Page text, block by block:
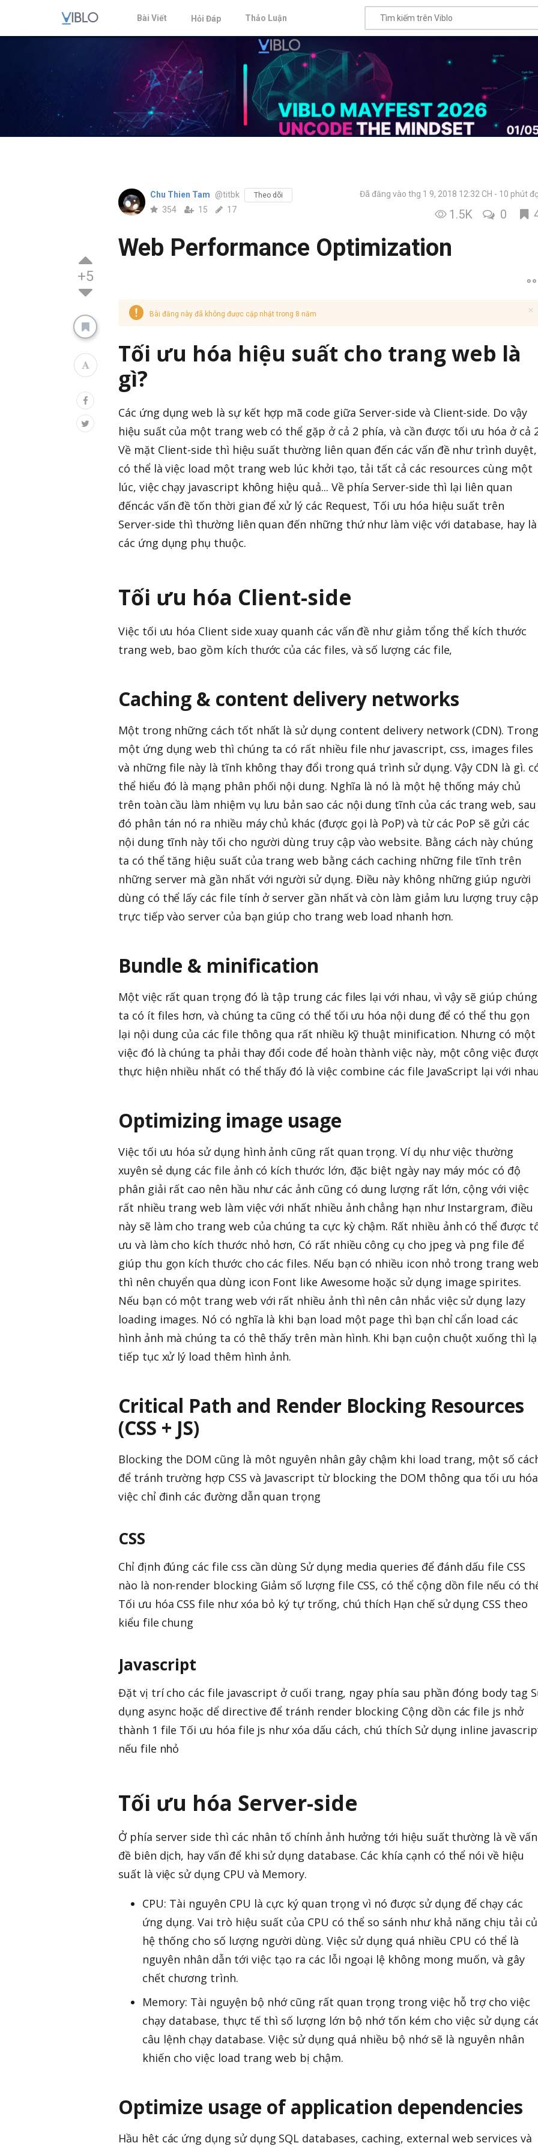
Bài Viết Hỏi Đáp Thảo Luận
+5
Chu Thien Tam @titbk Theo dõi
354 15 17
Đã đăng vào thg 1 9, 2018 12:32 CH 10 phút
1.5K 0
Web Performance Optimization
Bài đăng này đã không được cập nhật trong 8 năm
Tối ưu hóa hiệu suất cho trang web là
gì?
Các ứng dụng web là sự kết hợp mã code giữa Server-side và Client-side. Do vậy
hiệu suất của một trang web có thể gặp ở cả 2 phía, và cần được tối ưu hóa ở cả
Về mặt Client-side thì hiệu suất thường liên quan đến các vấn đề như trình duyệt,
có thể là việc load một trang web lúc khởi tạo, tải tất cả các resources cùng một
lúc, việc chạy javascript không hiệu quả... Về phía Server-side thì lại liên quan
đếncác vấn đề tốn thời gian để xử lý các Request, Tối ưu hóa hiệu suất trên
Server-side thì thường liên quan đến những thứ như làm việc với database, hay là
các ứng dụng phụ thuộc.
Tối ưu hóa Client-side
Việc tối ưu hóa Client side xuay quanh các vấn đề như giảm tổng thể kích thước
trang web, bao gồm kích thước của các files, và số lượng các file,
Caching & content delivery networks
Một trong những cách tốt nhất là sử dụng content delivery network (CDN). Trong
một ứng dụng web thì chúng ta có rất nhiều file như javascript, css, images files
và những file này là tĩnh không thay đổi trong quá trình sử dụng. Vậy CDN là gì.
thể hiểu đó là mạng phân phối nội dung. Nghĩa là nó là một hệ thống máy chủ
trên toàn cầu làm nhiệm vụ lưu bản sao các nội dung tĩnh của các trang web, sau
đó phân tán nó ra nhiều máy chủ khác (được gọi là PoP) và từ các PoP sẽ gửi các
nội dung tĩnh này tối cho người dùng truy cập vào website. Bằng cách này chúng
ta có thể tăng hiệu suất của trang web bằng cách caching những file tĩnh trên
những server mà gần nhất với người sử dụng. Điều này không những giúp người
dùng có thể lấy các file tính ở server gần nhất và còn làm giảm lưu lượng truy cập
trực tiếp vào server của bạn giúp cho trang web load nhanh hơn.
Bundle & minification
Một việc rất quan trọng đó là tập trung các files lại với nhau, vì vậy sẽ giúp chúng
ta có ít files hơn, và chúng ta cũng có thể tối ưu hóa nội dung để có thể thu gọn
lại nội dung của các file thông qua rất nhiều kỹ thuật minification. Nhưng có một
việc đó là chúng ta phải thay đổi code để hoàn thành việc này, một công việc
thực hiện nhiều nhất có thể thấy đó là việc combine các file JavaScript lại với
Optimizing image usage
Việc tối ưu hóa sử dụng hình ảnh cũng rất quan trọng. Ví dụ như việc thường
xuyên sẻ dụng các file ảnh có kích thước lớn, đặc biệt ngày nay máy móc có độ
phân giải rất cao nên hầu như các ảnh cũng có dung lượng rất lớn, cộng với việc
rất nhiều trang web làm việc với nhất nhiều ảnh chẳng hạn như Instargram, điều
này sẽ làm cho trang web của chúng ta cực kỳ chậm. Rất nhiều ảnh có thể được
ưu và làm cho kích thước nhỏ hơn, Có rất nhiều công cụ cho jpeg và png file để
giúp thu gọn kích thước cho các files. Nếu bạn có nhiều icon nhỏ trong trang
thì nên chuyển qua dùng icon Font like Awesome hoặc sử dụng image spirites.
Nếu bạn có một trang web với rất nhiều ảnh thì nên cân nhắc việc sử dụng lazy
loading images. Nó có nghĩa là khi bạn load một page thì bạn chỉ cẩn load các
hình ảnh mà chúng ta có thê thấy trên màn hình. Khi bạn cuộn chuột xuống thì
tiếp tục xử lý load thêm hình ảnh.
Critical Path and Render Blocking Resources
(CSS + JS)
Blocking the DOM cũng là môt nguyên nhân gây chậm khi load trang, một số
để tránh trường hợp CSS và Javascript từ blocking the DOM thông qua tối ưu hóa
việc chỉ đinh các đường dẫn quan trọng
CSS
Chỉ định đúng các file css cần dùng Sử dụng media queries để đánh dấu file CSS
nào là non-render blocking Giảm số lượng file CSS, có thể cộng dồn file nếu có
Tối ưu hóa CSS file như xóa bỏ ký tự trống, chú thích Hạn chế sử dụng CSS theo
kiểu file chung
Javascript
Đặt vị trí cho các file javascript ở cuối trang, ngay phía sau phần đóng body tag
dụng async hoặc dể directive để tránh render blocking Cộng dồn các file js nhở
thành 1 file Tối ưu hóa file js như xóa dấu cách, chú thích Sử dụng inline
nếu file nhỏ
Tối ưu hóa Server-side
Ở phía server side thì các nhân tố chính ảnh hưởng tới hiệu suất thường là về vấn
đề biên dịch, hay vấn để khi sử dụng database. Các khía cạnh có thể nói về hiệu
suất là việc sử dụng CPU và Memory.
CPU: Tài nguyên CPU là cực ký quan trọng vì nó được sử dụng để chạy các
ứng dụng. Vai trò hiệu suất của CPU có thể so sánh như khả năng chịu tải
hệ thống cho số lượng người dùng. Việc sử dụng quá nhiều CPU có thể là
nguyên nhân dẫn tới việc tạo ra các lỗi ngoại lệ không mong muốn, và gây
chết chương trình.
Memory: Tài nguyện bộ nhớ cũng rất quan trọng trong việc hỗ trợ cho việc
chạy database, thực tế thì số lượng lớn bộ nhớ tốn kém cho việc sử dụng
câu lệnh chạy database. Việc sử dụng quá nhiều bộ nhớ sẽ là nguyên nhân
khiến cho việc load trang web bị chậm.
Optimize usage of application dependencies
Hầu hêt các ứng dụng sử dụng SQL databases, caching, external web services và